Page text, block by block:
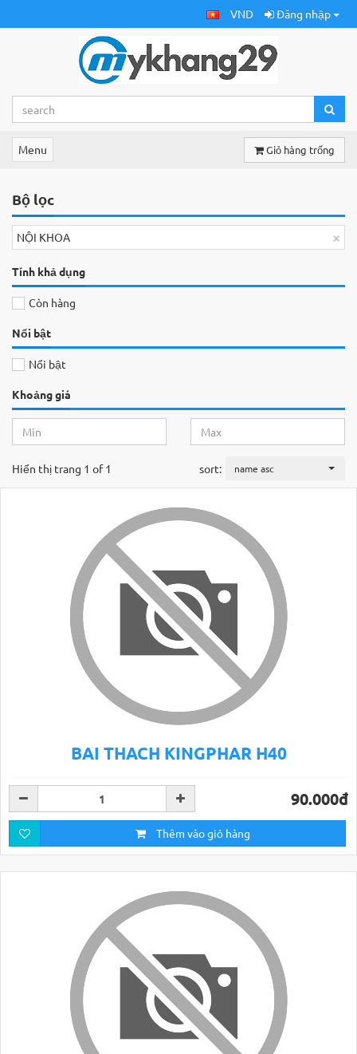
VND Đăng nhập
Menu Giỏ hàng trống
Bộ lọc
×
NỘI KHOA
Tính khả dụng
Còn hàng
Nổi bật
Nổi bật
Khoảng giá
sort: name asc
Hiển thị trang 1 of 1
BAI THACH KINGPHAR H40
90.000đ
Thêm vào giỏ hàng